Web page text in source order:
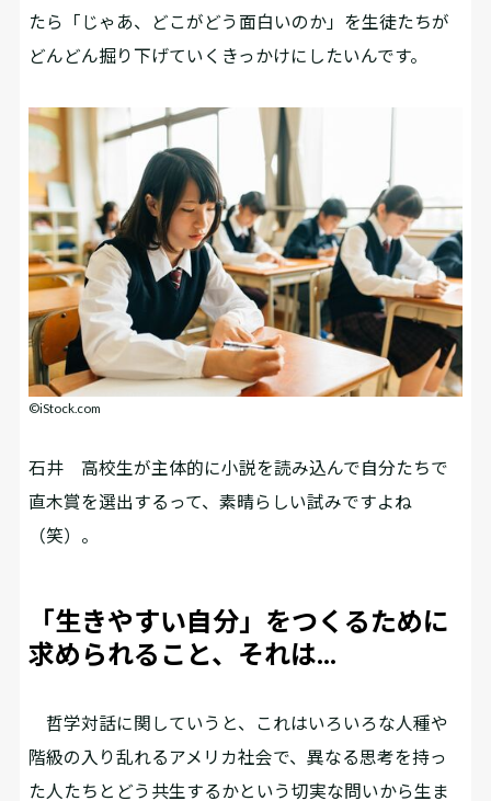
たら「じゃあ、どこがどう面白いのか」を生徒たちが
どんどん掘り下げていくきっかけにしたいんです。
©iStock.com
石井 高校生が主体的に小説を読み込んで自分たちで
直木賞を選出するって、素晴らしい試みですよね
（笑）。
「生きやすい自分」をつくるために
求められること、それは…
哲学対話に関していうと、これはいろいろな人種や
階級の入り乱れるアメリカ社会で、異なる思考を持っ
た人たちとどう共生するかという切実な問いから生ま